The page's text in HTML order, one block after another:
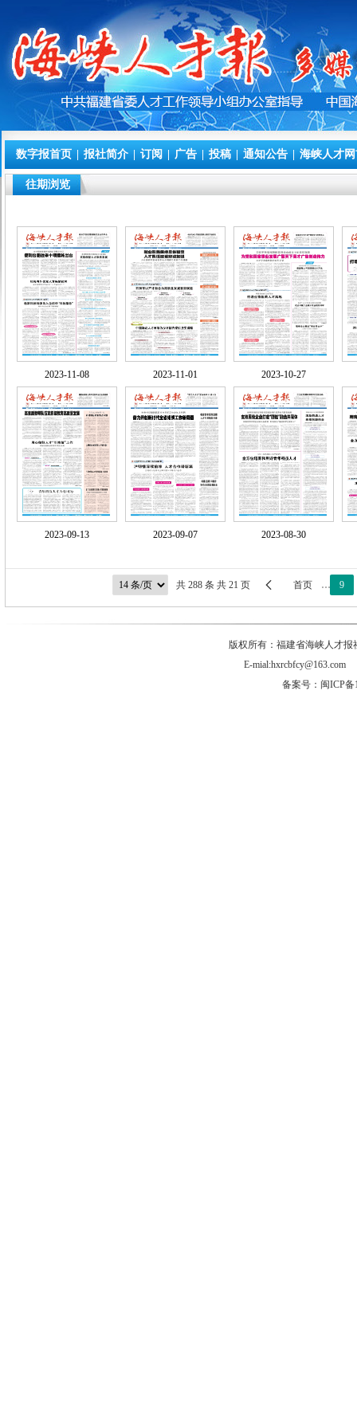
数字报首页 报社简介 订阅 广告 投稿 通知公告 海峡人才
往期浏览
2023-11-08 2023-11-01 2023-10-27
2023-09-13 2023-09-07 2023-08-30
共 288 条 共 21 页  首页 … 9
版权所有：福建省海峡人才
E-
备案号：闽ICP备